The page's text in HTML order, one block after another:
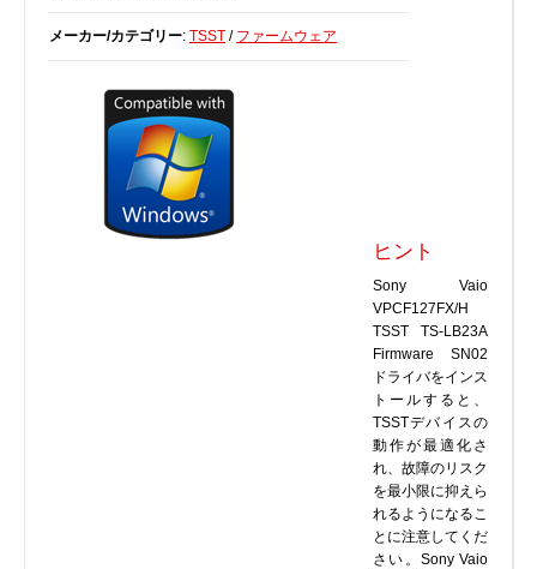
グラフィックカード
HDD, SSD, NAS, USB
ジョイスティック、ゲームパッド
キーボード＆マウス
メーカー/カテゴリー: TSST / ファームウェア
ヒント
Sony Vaio
VPCF127FX/H
TSST TS-LB23A
Firmware SN02
ドライバをインス
トールすると、
TSSTデバイスの
動作が最適化さ
れ、故障のリスク
を最小限に抑えら
れるようになるこ
とに注意してくだ
さい。Sony Vaio